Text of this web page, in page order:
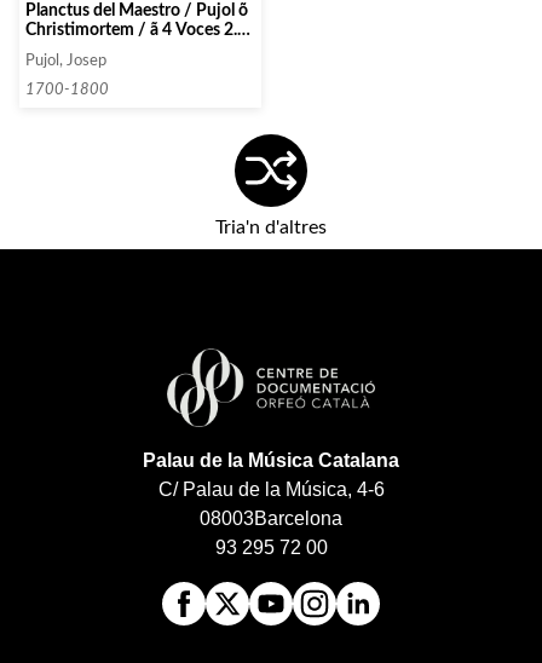
Planctus del Maestro / Pujol õ
Christimortem / ã 4 Voces 2.
flautas y / Acomptto i Pangue
Lingua por el Jueves Santo en
la Procesion de poner
Pujol, Josep
1700-1800
Tria'n d'altres
Palau de la Música Catalana
C/ Palau de la Música, 4-6
08003Barcelona
93 295 72 00